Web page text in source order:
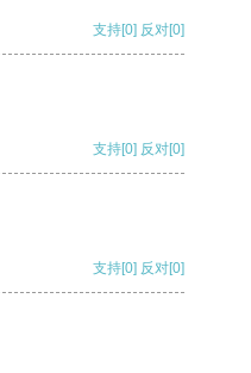
支持[0] 反对[0]
支持[0] 反对[0]
支持[0] 反对[0]